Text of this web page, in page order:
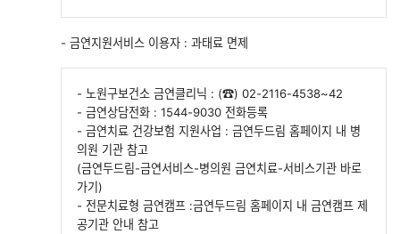
- 금연지원서비스 이용자 : 과태료 면제
- 노원구보건소 금연클리닉 : (☎) 02-2116-4538~42
- 금연상담전화 : 1544-9030 전화등록
- 금연치료 건강보험 지원사업 : 금연두드림 홈페이지 내 병
의원 기관 참고
(금연두드림-금연서비스-병의원 금연치료-서비스기관 바로
가기)
- 전문치료형 금연캠프 :금연두드림 홈페이지 내 금연캠프 제
공기관 안내 참고